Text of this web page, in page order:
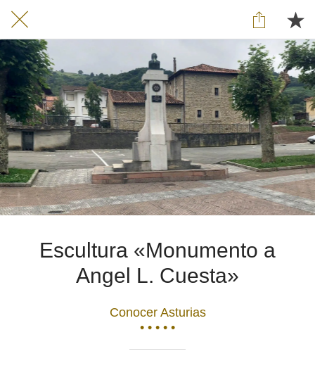
Escultura «Monumento a
Angel L. Cuesta»
Conocer Asturias
• • • • •